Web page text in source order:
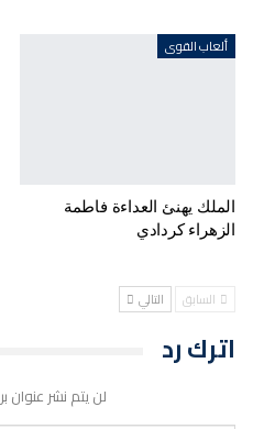
ألعاب القوى
الملك يهنئ العداءة فاطمة
الزهراء كردادي
السابق التالي
اترك رد
لن يتم نشر عنوان